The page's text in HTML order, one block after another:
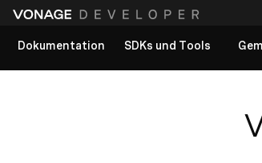
Dokumentation
SDKs und Tools